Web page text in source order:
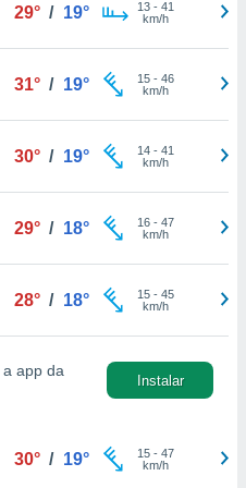
29° / 19° 13- 41
km/h
31° / 19° 15- 46
km/h
30° / 19° 14- 41
km/h
29° / 18° 16- 47
km/h
28° / 18° 15- 45
km/h
a app da
Instalar
30° / 19° 15- 47
km/h